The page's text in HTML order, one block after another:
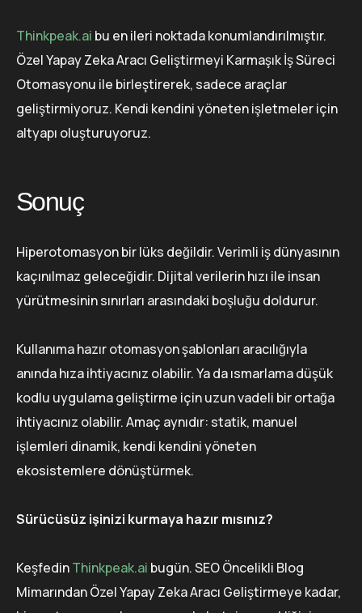
Thinkpeak.ai bu en ileri noktada konumlandırılmıştır.
Özel Yapay Zeka Aracı Geliştirmeyi Karmaşık İş Süreci
Otomasyonu ile birleştirerek, sadece araçlar
geliştirmiyoruz. Kendi kendini yöneten işletmeler için
altyapı oluşturuyoruz.
Sonuç
Hiperotomasyon bir lüks değildir. Verimli iş dünyasının
kaçınılmaz geleceğidir. Dijital verilerin hızı ile insan
yürütmesinin sınırları arasındaki boşluğu doldurur.
Kullanıma hazır otomasyon şablonları aracılığıyla
anında hıza ihtiyacınız olabilir. Ya da ısmarlama düşük
kodlu uygulama geliştirme için uzun vadeli bir ortağa
ihtiyacınız olabilir. Amaç aynıdır: statik, manuel
işlemleri dinamik, kendi kendini yöneten
ekosistemlere dönüştürmek.
Sürücüsüz işinizi kurmaya hazır mısınız?
KeşfedinThinkpeak.ai bugün. SEO Öncelikli Blog
Mimarından Özel Yapay Zeka Aracı Geliştirmeye kadar,